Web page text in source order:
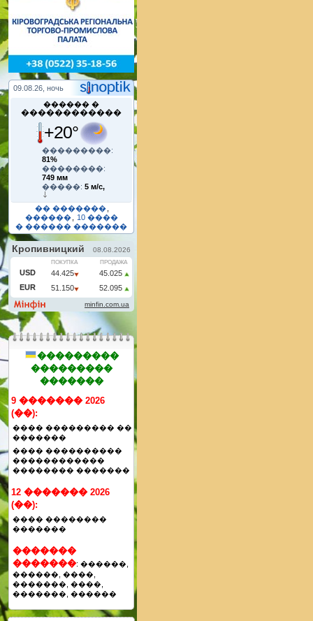
09.08.26, ночь
������ �
������������
+20°
���������:
81%
��������:
749 мм
�����: 5 м/с,
�� �������
������
10 ����
� ������ �������
���������
���������
�������
9 ������� 2026
(��):
���� ��������� ��
�������
���� ����������
������������
�������� �������
12 ������� 2026
(��):
���� ��������
�������
�������
�������: ������,
������, ����,
�������, ����,
�������, ������